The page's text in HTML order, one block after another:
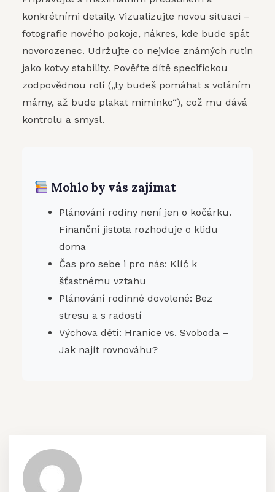
konkrétními detaily. Vizualizujte novou situaci –
fotografie nového pokoje, nákres, kde bude spát
novorozenec. Udržujte co nejvíce známých rutin
jako kotvy stability. Pověřte dítě specifickou
zodpovědnou rolí („ty budeš pomáhat s voláním
mámy, až bude plakat miminko“), což mu dává
kontrolu a smysl.
Mohlo by vás zajímat
Plánování rodiny není jen o kočárku.
Finanční jistota rozhoduje o klidu
doma
Čas pro sebe i pro nás: Klíč k
šťastnému vztahu
Plánování rodinné dovolené: Bez
stresu a s radostí
Výchova dětí: Hranice vs. Svoboda –
Jak najít rovnováhu?